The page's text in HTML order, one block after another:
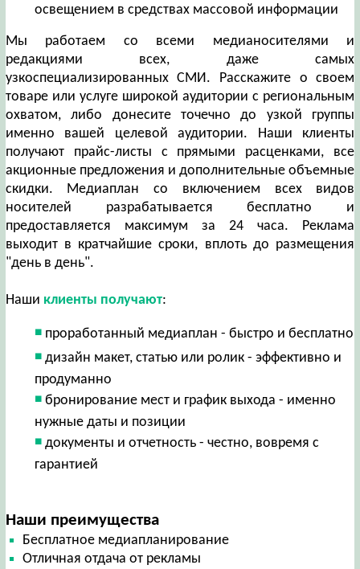
освещением в средствах массовой информации
Мы работаем со всеми медианосителями и
редакциями всех, даже самых
узкоспециализированных СМИ. Расскажите о своем
товаре или услуге широкой аудитории с региональным
охватом, либо донесите точечно до узкой группы
именно вашей целевой аудитории. Наши клиенты
получают прайс-листы с прямыми расценками, все
акционные предложения и дополнительные объемные
скидки. Медиаплан со включением всех видов
носителей разрабатывается бесплатно и
предоставляется максимум за 24 часа. Реклама
выходит в кратчайшие сроки, вплоть до размещения
"день в день".
Наши клиенты получают:
проработанный медиаплан - быстро и бесплатно
дизайн макет, статью или ролик - эффективно и
продуманно
бронирование мест и график выхода - именно
нужные даты и позиции
документы и отчетность - честно, вовремя с
гарантией
Наши преимущества
Бесплатное медиапланирование
Отличная отдача от рекламы